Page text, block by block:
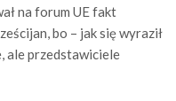
na forum UE fakt
bo – jak się wyraził
ale przedstawiciele